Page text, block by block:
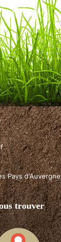
Pays d'Auvergne
trouver